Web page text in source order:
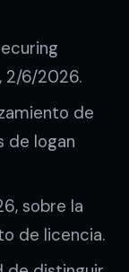
2/6/2026.
de
de logan
sobre la
de licencia.